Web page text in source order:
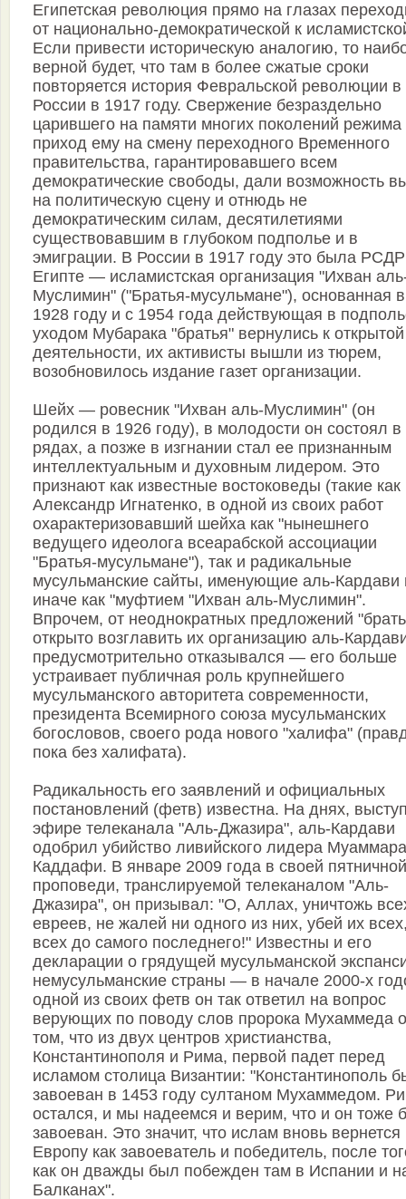
Египетская революция прямо на глазах
от национально-демократической к
Если привести историческую аналогию, то
верной будет, что там в более сжатые сроки
повторяется история Февральской революции в
России в 1917 году. Свержение безраздельно
царившего на памяти многих поколений режима
приход ему на смену переходного Временного
правительства, гарантировавшего всем
демократические свободы, дали возможность
на политическую сцену и отнюдь не
демократическим силам, десятилетиями
существовавшим в глубоком подполье и в
эмиграции. В России в 1917 году это была
Египте — исламистская организация "Ихван
Муслимин" ("Братья-мусульмане"), основанная в
1928 году и с 1954 года действующая в
уходом Мубарака "братья" вернулись к открытой
деятельности, их активисты вышли из тюрем,
возобновилось издание газет организации.
Шейх — ровесник "Ихван аль-Муслимин" (он
родился в 1926 году), в молодости он состоял в
рядах, а позже в изгнании стал ее признанным
интеллектуальным и духовным лидером. Это
признают как известные востоковеды (такие как
Александр Игнатенко, в одной из своих работ
охарактеризовавший шейха как "нынешнего
ведущего идеолога всеарабской ассоциации
"Братья-мусульмане"), так и радикальные
мусульманские сайты, именующие аль-Кардави
иначе как "муфтием "Ихван аль-Муслимин".
Впрочем, от неоднократных предложений
открыто возглавить их организацию аль-
предусмотрительно отказывался — его больше
устраивает публичная роль крупнейшего
мусульманского авторитета современности,
президента Всемирного союза мусульманских
богословов, своего рода нового "халифа"
пока без халифата).
Радикальность его заявлений и официальных
постановлений (фетв) известна. На днях,
эфире телеканала "Аль-Джазира", аль-Кардави
одобрил убийство ливийского лидера Муаммара
Каддафи. В январе 2009 года в своей пятничной
проповеди, транслируемой телеканалом "Аль-
Джазира", он призывал: "О, Аллах, уничтожь
евреев, не жалей ни одного из них, убей их
всех до самого последнего!" Известны и его
декларации о грядущей мусульманской
немусульманские страны — в начале 2000-х
одной из своих фетв он так ответил на вопрос
верующих по поводу слов пророка Мухаммеда о
том, что из двух центров христианства,
Константинополя и Рима, первой падет перед
исламом столица Византии: "Константинополь
завоеван в 1453 году султаном Мухаммедом.
остался, и мы надеемся и верим, что и он тоже
завоеван. Это значит, что ислам вновь вернется
Европу как завоеватель и победитель, после
как он дважды был побежден там в Испании и
Балканах".